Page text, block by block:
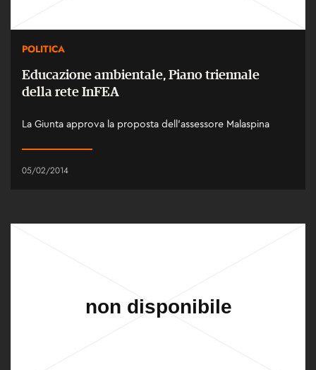
POLITICA
Educazione ambientale, Piano triennale
della rete InFEA
La Giunta approva la proposta dell’assessore Malaspina
05/02/2014